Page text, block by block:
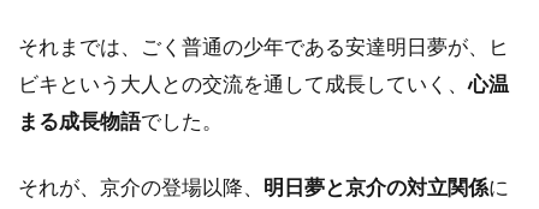
それまでは、ごく普通の少年である安達明日夢が、ヒ
ビキという大人との交流を通して成長していく、心温
まる成長物語でした。
それが、京介の登場以降、 明日夢と京介の対立関係に